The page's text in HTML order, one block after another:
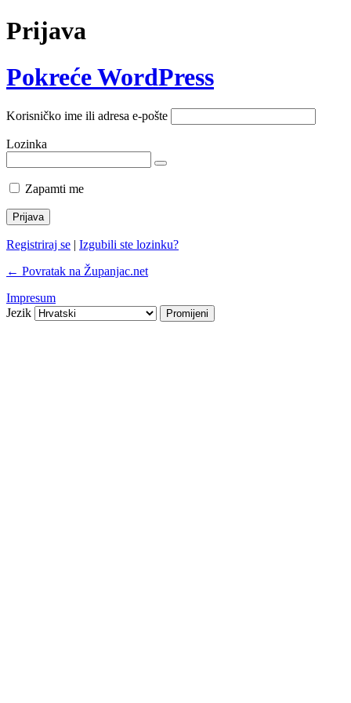
Prijava
Pokreće WordPress
Korisničko ime ili adresa e-pošte
Lozinka
Zapamti me
Registriraj se | Izgubili ste lozinku?
← Povratak na Županjac.net
Impresum
Jezik